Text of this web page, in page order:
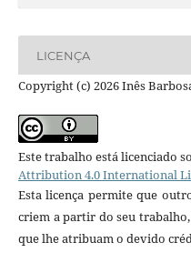
LICENÇA
Copyright (c) 2026 Inês
Este trabalho está licenciado
Attribution 4.0 International
Esta licença permite que
criem a partir do seu
que lhe atribuam o devido